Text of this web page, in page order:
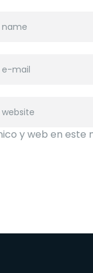
y web en este